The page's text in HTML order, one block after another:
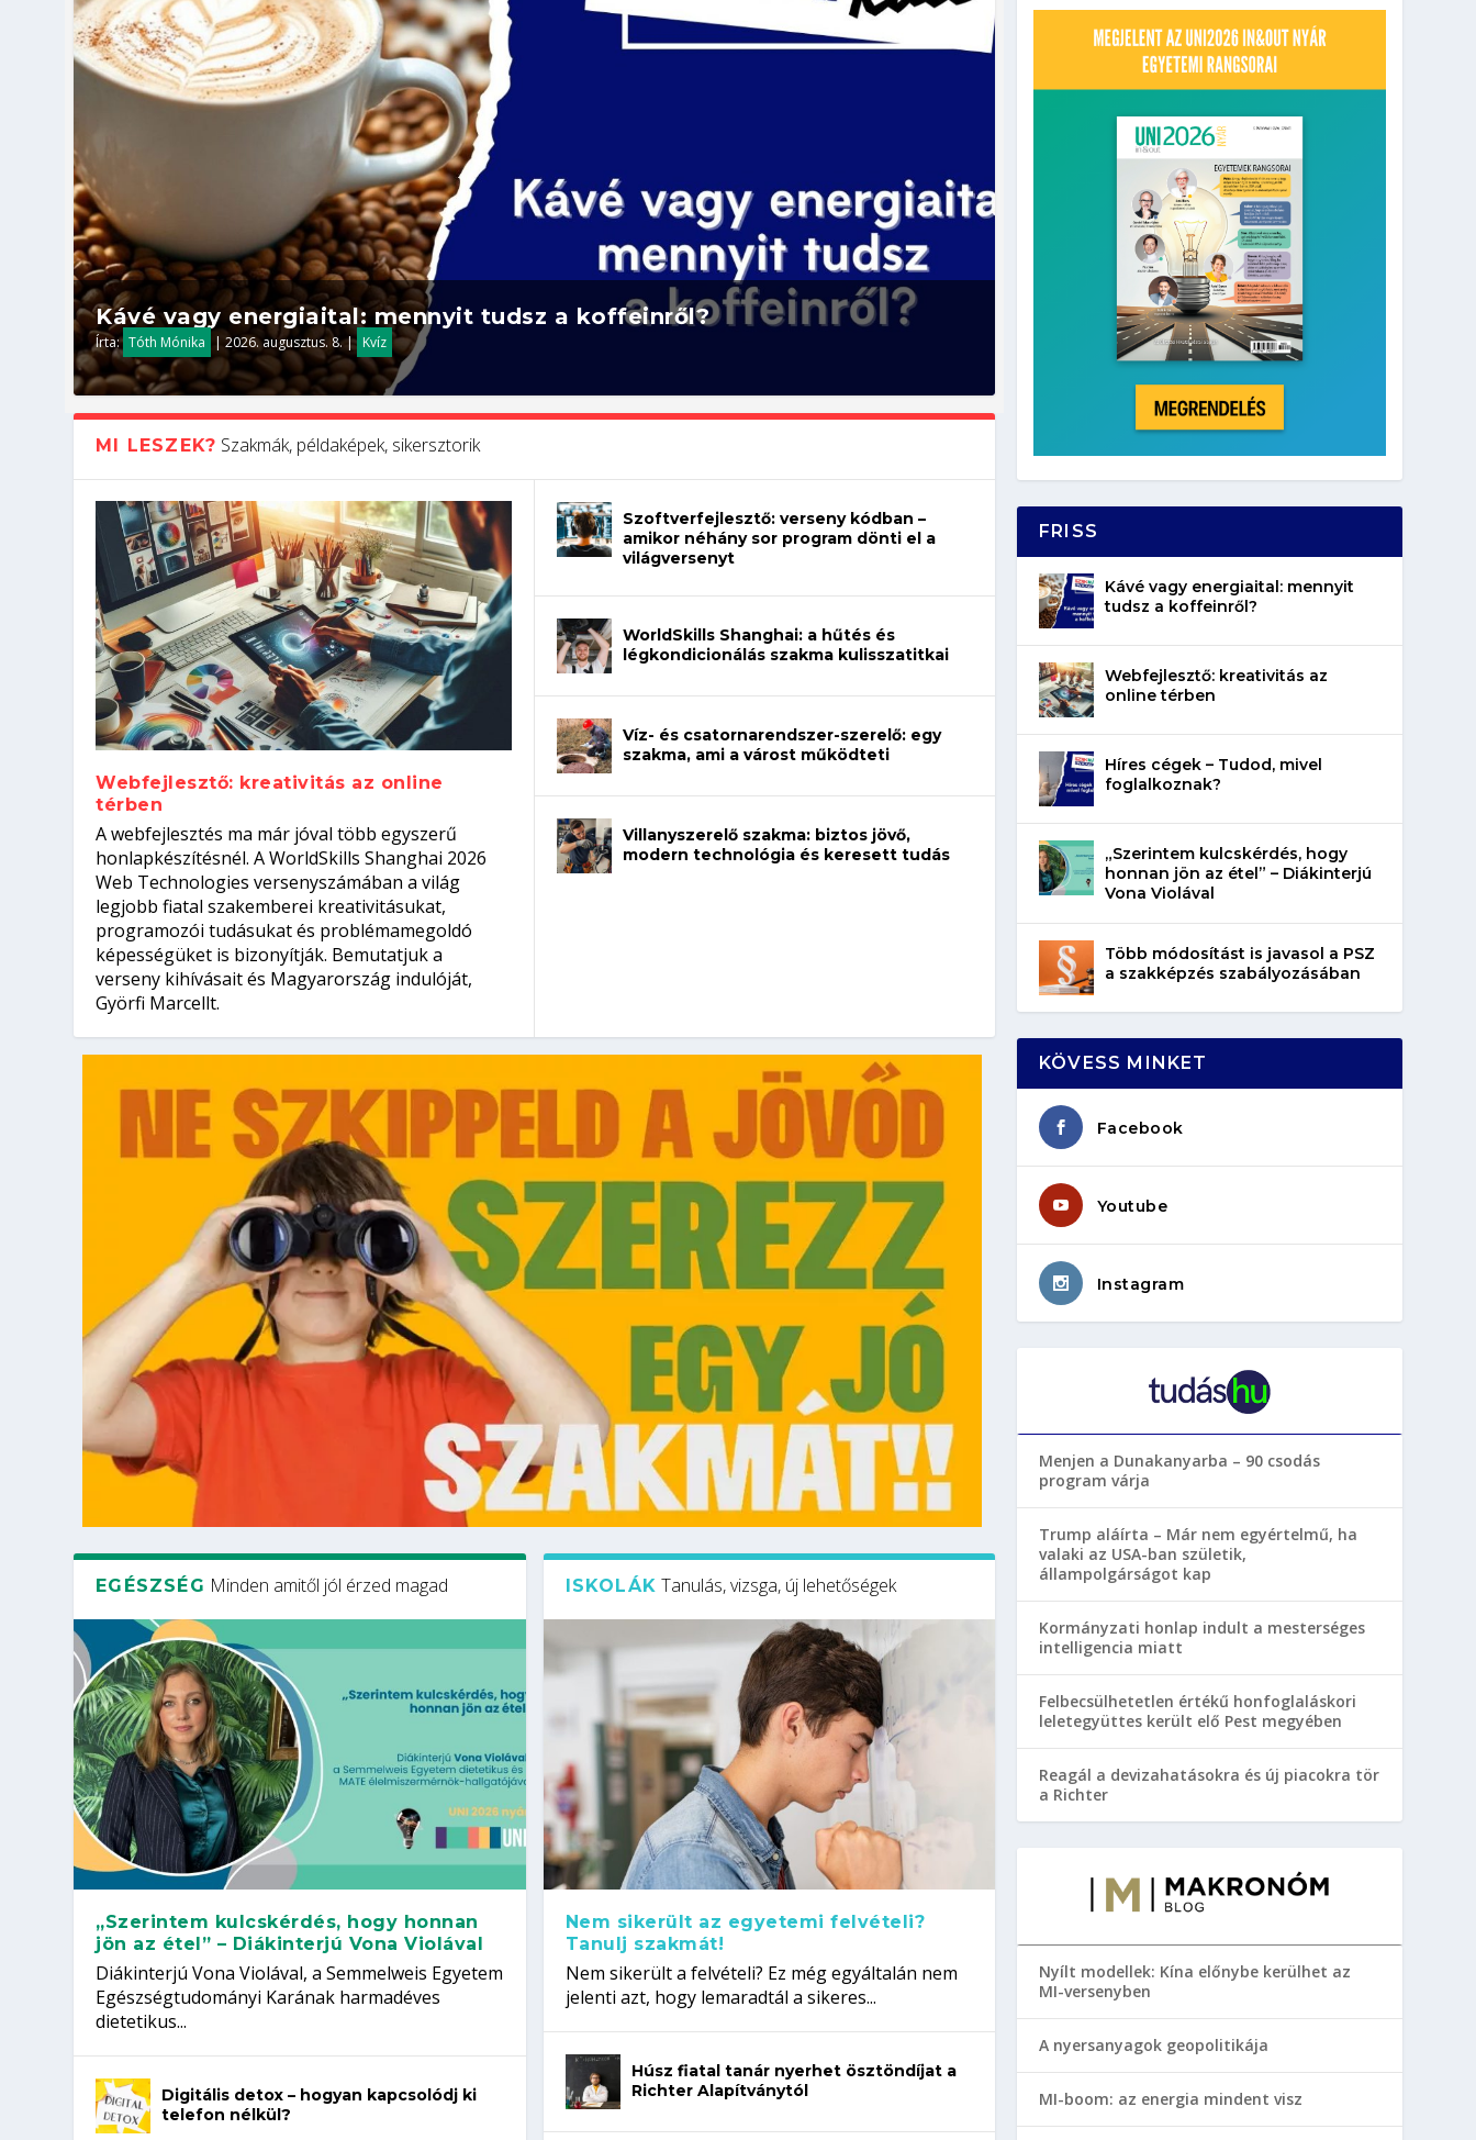
Kávé vagy energiaital: mennyit tudsz a koffeinről?
Írta: Tóth Mónika |2026. augusztus. 8.| Kvíz
Hogyan készíts ATS-barát önéletrajzot? Így növelheted az esélyedet az
állásinterjúra...
Írta: Oláh Erika |2026. augusztus. 5.| Munka
Kitalálod, mire használják ezeket a gépeket?
Írta: Tóth Mónika |2026. augusztus. 4.| Kvíz
Nem sikerült az egyetemi felvételi? Tanulj szakmát!
Írta: Oláh Erika |2026. augusztus. 4.| Iskolák
Szoftverfejlesztő: verseny kódban – amikor néhány sor program dönti
el a világversenyt...
Írta: Szakmát Szerzek | 2026. augusztus. 3.| Mi leszek?
MI LESZEK? Szakmák, példaképek, sikersztorik
Webfejlesztő: kreativitás az online
térben
A webfejlesztés ma már jóval több egyszerű
honlapkészítésnél. A WorldSkills Shanghai 2026
Web Technologies versenyszámában a világ
legjobb fiatal szakemberei kreativitásukat,
programozói tudásukat és problémamegoldó
képességüket is bizonyítják. Bemutatjuk a
verseny kihívásait és Magyarország indulóját,
Györfi Marcellt.
Szoftverfejlesztő: verseny kódban –
amikor néhány sor program dönti el a
világversenyt
WorldSkills Shanghai: a hűtés és
légkondicionálás szakma kulisszatitkai
Víz- és csatornarendszer-szerelő: egy
szakma, ami a várost működteti
Villanyszerelő szakma: biztos jövő,
modern technológia és keresett tudás
EGÉSZSÉG Minden amitől jól érzed magad
„Szerintem kulcskérdés, hogy honnan
jön az étel” – Diákinterjú Vona Violával
Diákinterjú Vona Violával, a Semmelweis Egyetem
Egészségtudományi Karának harmadéves
dietetikus...
Digitális detox – hogyan kapcsolódj ki
telefon nélkül?
ISKOLÁK Tanulás, vizsga, új lehetőségek
Nem sikerült az egyetemi felvételi?
Tanulj szakmát!
Nem sikerült a felvételi? Ez még egyáltalán nem
jelenti azt, hogy lemaradtál a sikeres...
Húsz fiatal tanár nyerhet ösztöndíjat a
Richter Alapítványtól
FRISS
Kávé vagy energiaital: mennyit
tudsz a koffeinről?
Webfejlesztő: kreativitás az
online térben
Híres cégek – Tudod, mivel
foglalkoznak?
„Szerintem kulcskérdés, hogy
honnan jön az étel” – Diákinterjú
Vona Violával
Több módosítást is javasol a PSZ
a szakképzés szabályozásában
KÖVESS MINKET
Facebook
Youtube
Instagram
Menjen a Dunakanyarba – 90 csodás
program várja
Trump aláírta – Már nem egyértelmű, ha
valaki az USA-ban születik,
állampolgárságot kap
Kormányzati honlap indult a mesterséges
intelligencia miatt
Felbecsülhetetlen értékű honfoglaláskori
leletegyüttes került elő Pest megyében
Reagál a devizahatásokra és új piacokra tör
a Richter
Nyílt modellek: Kína előnybe kerülhet az
MI-versenyben
A nyersanyagok geopolitikája
MI-boom: az energia mindent visz